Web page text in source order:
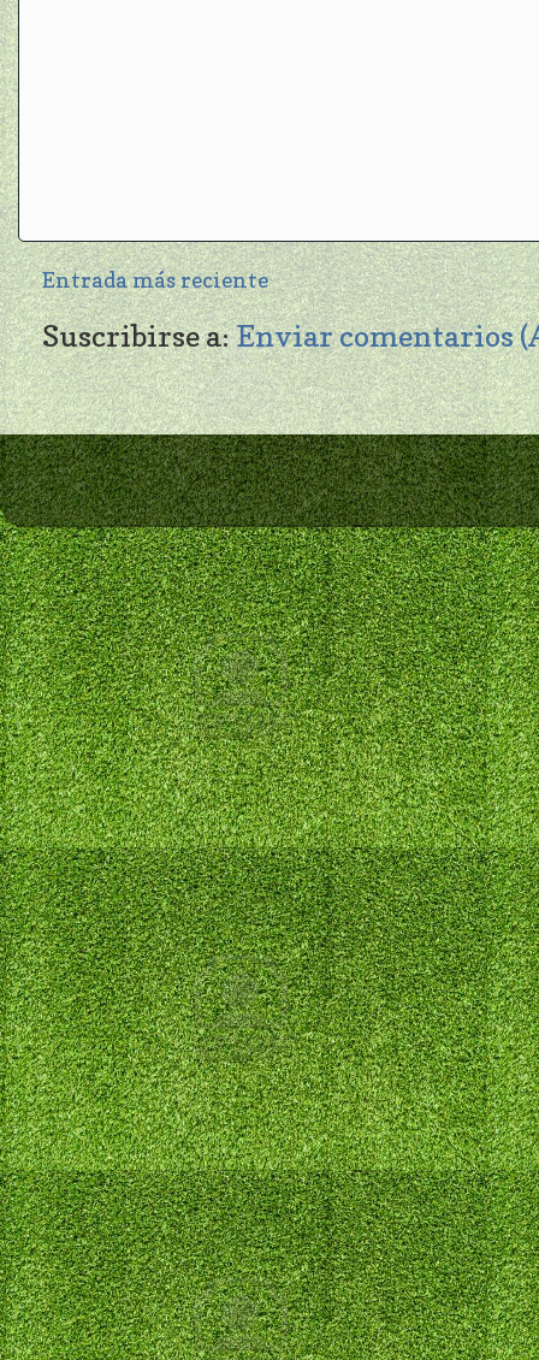
Entrada más reciente
Suscribirse a:Enviar comentarios